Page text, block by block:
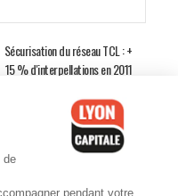
Sécurisation du réseau TCL : +
15 % d'interpellations en 2011